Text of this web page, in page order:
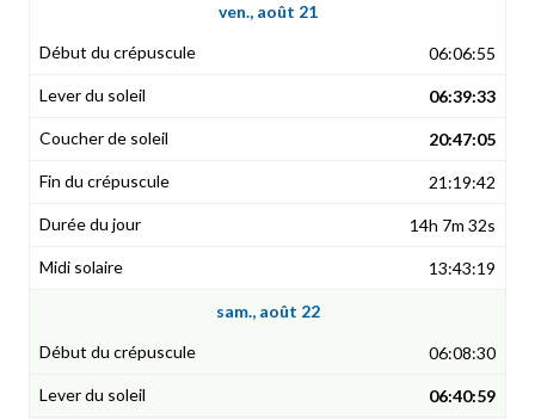
ven., août 21
06:06:55
06:39:33
20:47:05
21:19:42
14h 7m 32s
13:43:19
sam., août 22
06:08:30
06:40:59